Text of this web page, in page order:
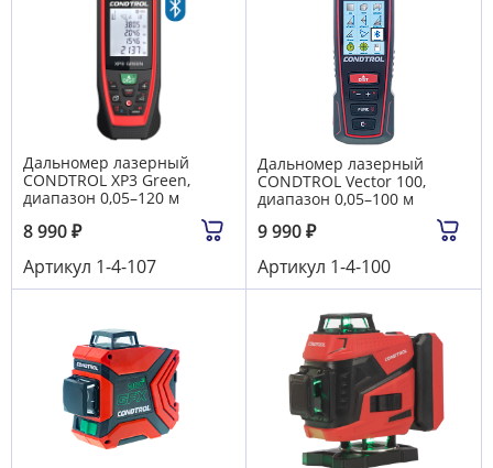
Дальномер лазерный
CONDTROL XP3 Green,
диапазон 0,05–120 м
8 990₽
Артикул 1-4-107
Дальномер лазерный
CONDTROL Vector 100,
диапазон 0,05–100 м
9 990₽
Артикул 1-4-100